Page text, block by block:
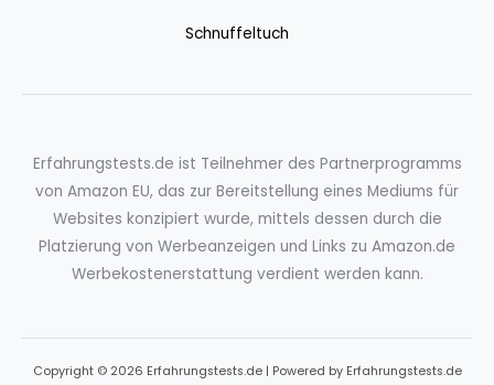
Schnuffeltuch
Erfahrungstests.de ist Teilnehmer des Partnerprogramms
von Amazon EU, das zur Bereitstellung eines Mediums für
Websites konzipiert wurde, mittels dessen durch die
Platzierung von Werbeanzeigen und Links zu Amazon.de
Werbekostenerstattung verdient werden kann.
Copyright © 2026 Erfahrungstests.de | Powered by Erfahrungstests.de